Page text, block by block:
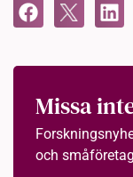
Missa
och